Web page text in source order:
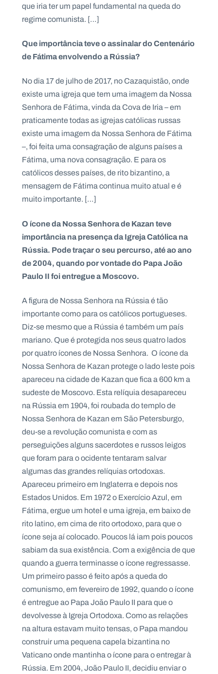
que iria ter um papel fundamental na queda do
regime comunista. […]
Que importância teve o assinalar do Centenário
de Fátima envolvendo a Rússia?
No dia 17 de julho de 2017, no Cazaquistão, onde
existe uma igreja que tem uma imagem da Nossa
Senhora de Fátima, vinda da Cova de Iria – em
praticamente todas as igrejas católicas russas
existe uma imagem da Nossa Senhora de Fátima
–, foi feita uma consagração de alguns países a
Fátima, uma nova consagração. E para os
católicos desses países, de rito bizantino, a
mensagem de Fátima continua muito atual e é
muito importante. […]
O ícone da Nossa Senhora de Kazan teve
importância na presença da Igreja Católica na
Rússia. Pode traçar o seu percurso, até ao ano
de 2004, quando por vontade do Papa João
Paulo II foi entregue a Moscovo.
A figura de Nossa Senhora na Rússia é tão
importante como para os católicos portugueses.
Diz-se mesmo que a Rússia é também um país
mariano. Que é protegida nos seus quatro lados
por quatro ícones de Nossa Senhora. O ícone da
Nossa Senhora de Kazan protege o lado leste pois
apareceu na cidade de Kazan que fica a 600 km a
sudeste de Moscovo. Esta relíquia desapareceu
na Rússia em 1904, foi roubada do templo de
Nossa Senhora de Kazan em São Petersburgo,
deu-se a revolução comunista e com as
perseguições alguns sacerdotes e russos leigos
que foram para o ocidente tentaram salvar
algumas das grandes relíquias ortodoxas.
Apareceu primeiro em Inglaterra e depois nos
Estados Unidos. Em 1972 o Exercício Azul, em
Fátima, ergue um hotel e uma igreja, em baixo de
rito latino, em cima de rito ortodoxo, para que o
ícone seja aí colocado. Poucos lá iam pois poucos
sabiam da sua existência. Com a exigência de que
quando a guerra terminasse o ícone regressasse.
Um primeiro passo é feito após a queda do
comunismo, em fevereiro de 1992, quando o ícone
é entregue ao Papa João Paulo II para que o
devolvesse à Igreja Ortodoxa. Como as relações
na altura estavam muito tensas, o Papa mandou
construir uma pequena capela bizantina no
Vaticano onde mantinha o ícone para o entregar à
Rússia. Em 2004, João Paulo II, decidiu enviar o